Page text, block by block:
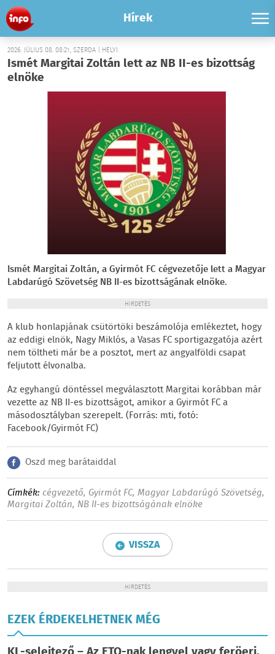
Hírek
2026. JÚLIUS 08. 08:21, SZERDA | HELYI
Ismét Margitai Zoltán lett az NB II-es bizottság
elnöke
Ismét Margitai Zoltán, a Gyirmót FC cégvezetője lett a Magyar
Labdarúgó Szövetség NB II-es bizottságának elnöke.
HIRDETÉS
A klub honlapjának csütörtöki beszámolója emlékeztet, hogy
az eddigi elnök, Nagy Miklós, a Vasas FC sportigazgatója azért
nem töltheti már be a posztot, mert az angyalföldi csapat
feljutott élvonalba.
Az egyhangú döntéssel megválasztott Margitai korábban már
vezette az NB II-es bizottságot, amikor a Gyirmót FC a
másodosztályban szerepelt. (Forrás: mti, fotó:
Facebook/Gyirmót FC)
Oszd meg barátaiddal
Címkék: cégvezető, Gyirmót FC, Magyar Labdarúgó Szövetség,
Margitai Zoltán, NB II-es bizottságának elnöke
VISSZA
HIRDETÉS
EZEK ÉRDEKELHETNEK MÉG